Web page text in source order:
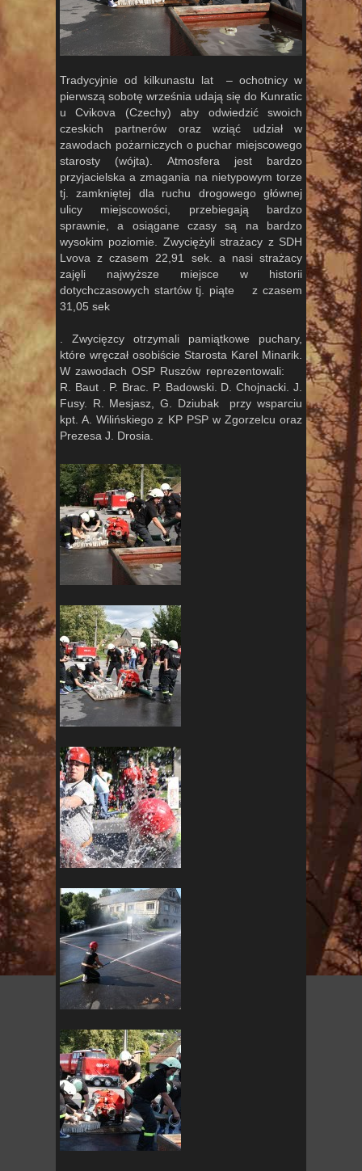
Tradycyjnie od kilkunastu lat – ochotnicy w
pierwszą sobotę września udają się do Kunratic
u Cvikova (Czechy) aby odwiedzić swoich
czeskich partnerów oraz wziąć udział w
zawodach pożarniczych o puchar miejscowego
starosty (wójta). Atmosfera jest bardzo
przyjacielska a zmagania na nietypowym torze
tj. zamkniętej dla ruchu drogowego głównej
ulicy miejscowości, przebiegają bardzo
sprawnie, a osiągane czasy są na bardzo
wysokim poziomie. Zwyciężyli strażacy z SDH
Lvova z czasem 22,91 sek. a nasi strażacy
zajęli najwyższe miejsce w historii
dotychczasowych startów tj. piąte z czasem
31,05 sek
. Zwycięzcy otrzymali pamiątkowe puchary,
które wręczał osobiście Starosta Karel Minarik.
W zawodach OSP Ruszów reprezentowali:
R. Baut . P. Brac. P. Badowski. D. Chojnacki. J.
Fusy. R. Mesjasz, G. Dziubak przy wsparciu
kpt. A. Wilińskiego z KP PSP w Zgorzelcu oraz
Prezesa J. Drosia.